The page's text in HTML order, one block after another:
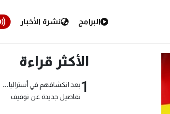
البرامج نشرة الأخبار
الأكثر قراءة
1بعد انكشافهم في أستراليا...
تفاصيل جديدة عن توقيف